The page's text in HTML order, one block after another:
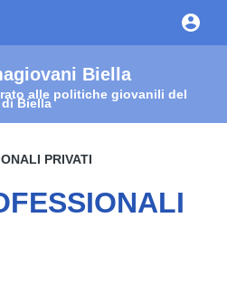
Biella
alle politiche giovanili del
Biella
PRIVATI